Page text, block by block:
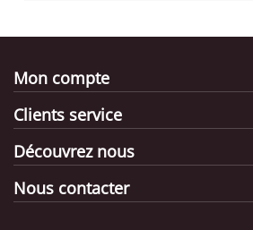
Mon compte
Clients service
Découvrez nous
Nous contacter